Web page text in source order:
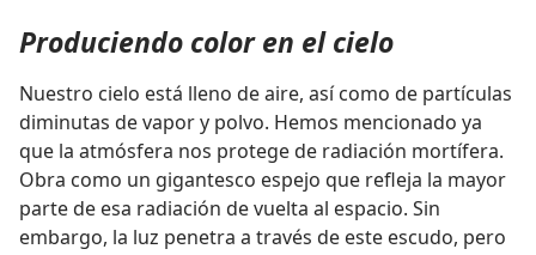
Produciendo color en el cielo
Nuestro cielo está lleno de aire, así como de partículas
diminutas de vapor y polvo. Hemos mencionado ya
que la atmósfera nos protege de radiación mortífera.
Obra como un gigantesco espejo que refleja la mayor
parte de esa radiación de vuelta al espacio. Sin
embargo, la luz penetra a través de este escudo, pero